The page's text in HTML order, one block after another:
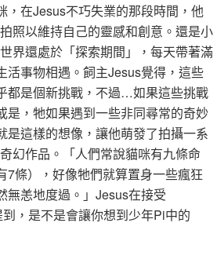
，在Jesus不巧失業的那段時間，他
照以維持自己的靈感和創意。還是小
界還處於「探索期間」，每天帶著滿
活事物相遇。飼主Jesus覺得，這些
都是個新挑戰，不過…如果這些挑戰
是，牠如果遇到一些非同尋常的奇妙
是這樣的想像，讓他萌發了拍攝一系
幻作品。「人們常說貓咪有九條命
7條），好像牠們就算置身一些瘋狂
無恙地度過。」Jesus在接受
到，是不是會讓你想到少年Pi中的